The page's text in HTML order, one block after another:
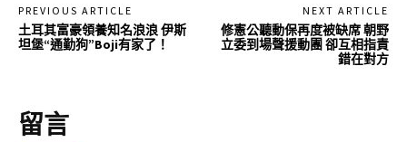
PREVIOUS ARTICLE
土耳其富豪領養知名浪浪 伊斯
坦堡“通勤狗”Boji有家了！
NEXT ARTICLE
修憲公聽動保再度被缺席 朝野
立委到場聲援動團 卻互相指責
錯在對方
留言